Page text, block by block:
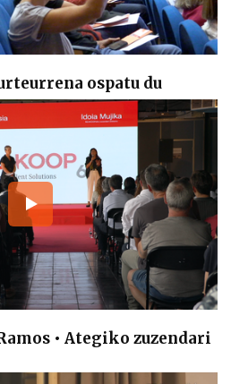
ospatu du
• Ategiko zuzendari